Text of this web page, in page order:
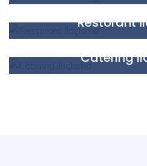
Restorant
Catering